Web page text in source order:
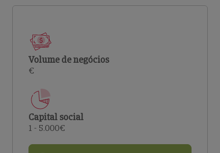
Volume de negócios
€
Capital social
1 - 5.000€